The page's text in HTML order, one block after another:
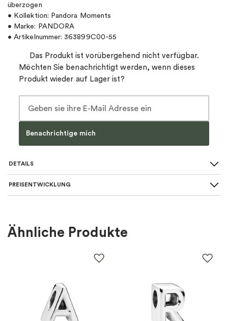
überzogen
• Kollektion: Pandora Moments
• Marke: PANDORA
• Artikelnummer: 363899C00-55
Das Produkt ist vorübergehend nicht verfügbar.
Möchten Sie benachrichtigt werden, wenn dieses
Produkt wieder auf Lager ist?
Benachrichtige mich
DETAILS
Länge Ketten
5700303193564
PREISENTWICKLUNG
Ähnliche Produkte